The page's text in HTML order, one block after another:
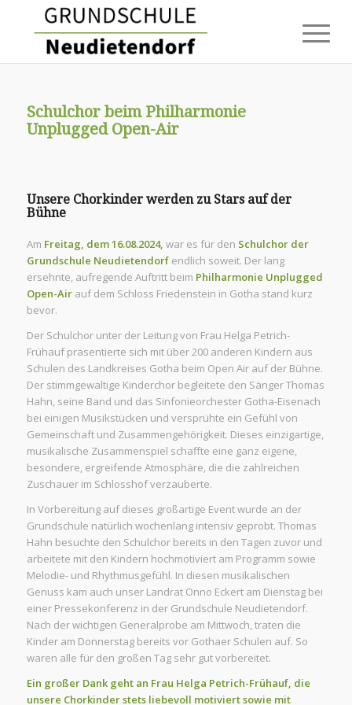
Schulchor beim Philharmonie
Unplugged Open-Air
Unsere Chorkinder werden zu Stars auf der
Bühne
Am Freitag, dem 16.08.2024, war es für den Schulchor der
Grundschule Neudietendorfendlich soweit. Der lang
ersehnte, aufregende Auftritt beim Philharmonie Unplugged
Open-Airauf dem Schloss Friedenstein in Gotha stand kurz
bevor.
Der Schulchor unter der Leitung von Frau Helga Petrich-
Frühauf präsentierte sich mit über 200 anderen Kindern aus
Schulen des Landkreises Gotha beim Open Air auf der Bühne.
Der stimmgewaltige Kinderchor begleitete den Sänger Thomas
Hahn, seine Band und das Sinfonieorchester Gotha-Eisenach
bei einigen Musikstücken und versprühte ein Gefühl von
Gemeinschaft und Zusammengehörigkeit. Dieses einzigartige,
musikalische Zusammenspiel schaffte eine ganz eigene,
besondere, ergreifende Atmosphäre, die die zahlreichen
Zuschauer im Schlosshof verzauberte.
In Vorbereitung auf dieses großartige Event wurde an der
Grundschule natürlich wochenlang intensiv geprobt. Thomas
Hahn besuchte den Schulchor bereits in den Tagen zuvor und
arbeitete mit den Kindern hochmotiviert am Programm sowie
Melodie- und Rhythmusgefühl. In diesen musikalischen
Genuss kam auch unser Landrat Onno Eckert am Dienstag bei
einer Pressekonferenz in der Grundschule Neudietendorf.
Nach der wichtigen Generalprobe am Mittwoch, traten die
Kinder am Donnerstag bereits vor Gothaer Schulen auf. So
waren alle für den großen Tag sehr gut vorbereitet.
Ein großer Dank geht an Frau Helga Petrich-Frühauf, die
unsere Chorkinder stets liebevoll motiviert sowie mit